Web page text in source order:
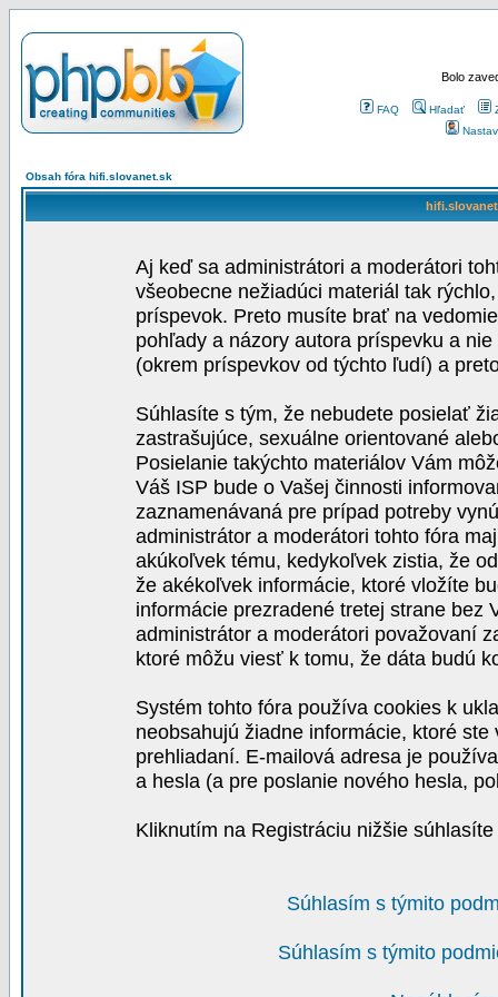
Bolo
FAQ Hľadať
Obsah fóra hifi.slovanet.sk
Aj keď sa administrátori a moderátori
všeobecne nežiadúci materiál tak
príspevok. Preto musíte brať na
pohľady a názory autora príspevku a
(okrem príspevkov od týchto ľudí) a
Súhlasíte s tým, že nebudete posielať
zastrašujúce, sexuálne orientované
Posielanie takýchto materiálov Vám
Váš ISP bude o Vašej činnosti
zaznamenávaná pre prípad potreby
administrátor a moderátori tohto fóra
akúkoľvek tému, kedykoľvek zistia, že
že akékoľvek informácie, ktoré vložíte
informácie prezradené tretej strane bez
administrátor a moderátori považovaní
ktoré môžu viesť k tomu, že dáta budú
Systém tohto fóra používa cookies k
neobsahujú žiadne informácie, ktoré
prehliadaní. E-mailová adresa je
a hesla (a pre poslanie nového hesla,
Kliknutím na Registráciu nižšie
Súhlasím s týmito
Súhlasím s týmito